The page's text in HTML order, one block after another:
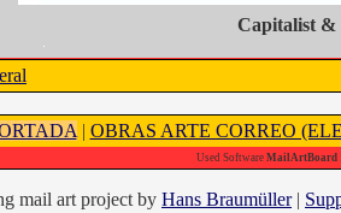
Capitalist &
| OBRAS ARTE CORREO
Used Software MailArtBoard
mail art project by Hans Braumüller|